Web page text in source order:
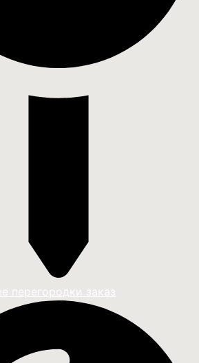
перегородки заказ